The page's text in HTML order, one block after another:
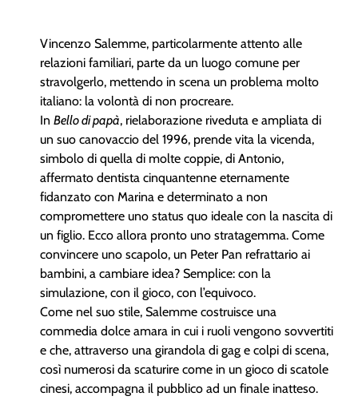
Vincenzo Salemme, particolarmente attento alle
relazioni familiari, parte da un luogo comune per
stravolgerlo, mettendo in scena un problema molto
italiano: la volontà di non procreare.
In Bello di papà, rielaborazione riveduta e ampliata di
un suo canovaccio del 1996, prende vita la vicenda,
simbolo di quella di molte coppie, di Antonio,
affermato dentista cinquantenne eternamente
fidanzato con Marina e determinato a non
compromettere uno status quo ideale con la nascita di
un figlio. Ecco allora pronto uno stratagemma. Come
convincere uno scapolo, un Peter Pan refrattario ai
bambini, a cambiare idea? Semplice: con la
simulazione, con il gioco, con l’equivoco.
Come nel suo stile, Salemme costruisce una
commedia dolce amara in cui i ruoli vengono sovvertiti
e che, attraverso una girandola di gag e colpi di scena,
così numerosi da scaturire come in un gioco di scatole
cinesi, accompagna il pubblico ad un finale inatteso.